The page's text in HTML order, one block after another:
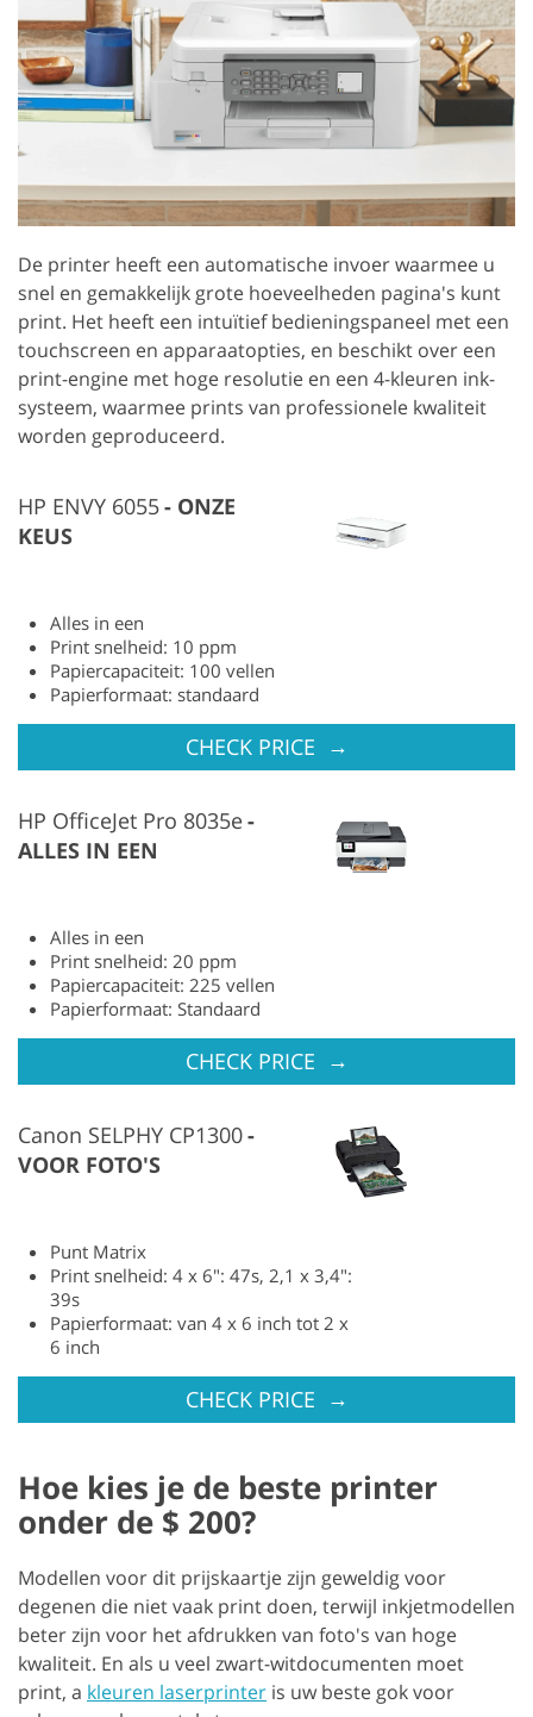
De printer heeft een automatische invoer waarmee u
snel en gemakkelijk grote hoeveelheden pagina's kunt
print. Het heeft een intuïtief bedieningspaneel met een
touchscreen en apparaatopties, en beschikt over een
print-engine met hoge resolutie en een 4-kleuren ink-
systeem, waarmee prints van professionele kwaliteit
worden geproduceerd.
HP ENVY 6055
ONZE
KEUS
Alles in een
Print snelheid: 10 ppm
Papiercapaciteit: 100 vellen
Papierformaat: standaard
CHECK PRICE →
HP OfficeJet Pro 8035e
ALLES IN EEN
Alles in een
Print snelheid: 20 ppm
Papiercapaciteit: 225 vellen
Papierformaat: Standaard
CHECK PRICE →
Canon SELPHY CP1300
VOOR FOTO'S
Punt Matrix
Print snelheid: 4 x 6": 47s, 2,1 x 3,4":
39s
Papierformaat: van 4 x 6 inch tot 2 x
6 inch
CHECK PRICE →
Hoe kies je de beste printer
onder de $ 200?
Modellen voor dit prijskaartje zijn geweldig voor
degenen die niet vaak print doen, terwijl inkjetmodellen
beter zijn voor het afdrukken van foto's van hoge
kwaliteit. En als u veel zwart-witdocumenten moet
print, a kleuren laserprinter is uw beste gok voor